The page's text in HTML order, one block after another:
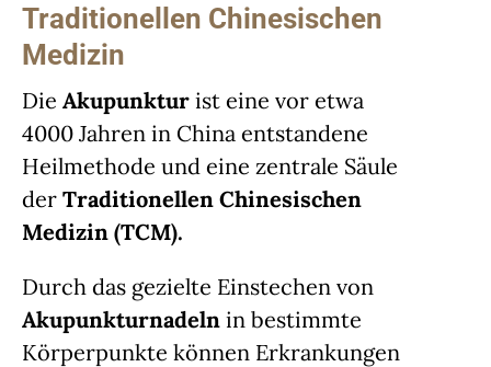
Traditionellen Chinesischen
Medizin
DieAkupunktur ist eine vor etwa
4000 Jahren in China entstandene
Heilmethode und eine zentrale Säule
derTraditionellen Chinesischen
Medizin (TCM).
Durch das gezielte Einstechen von
Akupunkturnadeln in bestimmte
Körperpunkte können Erkrankungen